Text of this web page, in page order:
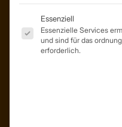
Es folgt eine Liste der
Essenziell
Essenzielle Services
und sind für das
erforderlich.